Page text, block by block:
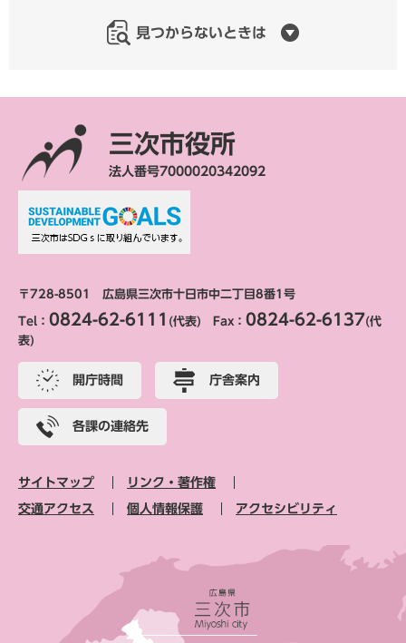
見つからないときは
三次市役所
法人番号7000020342092
〒728-8501 広島県三次市十日市中二丁目8番1号
Tel： 0824-62-6111 (代表) Fax： 0824-62-6137(代
表)
開庁時間 庁舎案内
各課の連絡先
サイトマップ リンク・著作権
交通アクセス 個人情報保護 アクセシビリティ